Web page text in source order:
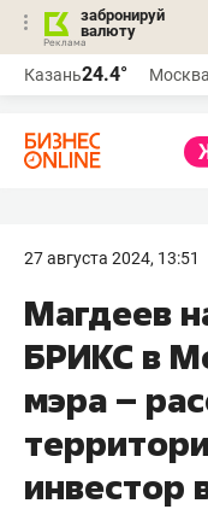
забронируй
валюту
Казань24.4° Москва
27 августа 2024, 13:51
Магдеев
БРИКС в
мэра –
инвестор